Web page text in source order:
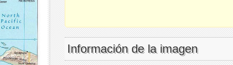
Información de la imagen